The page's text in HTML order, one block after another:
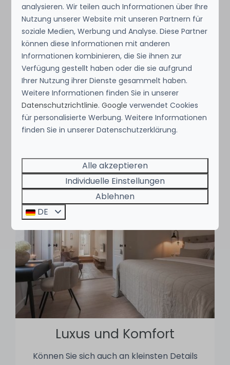
Ländliche Eleganz
In a beautiful garden you can enjoy your
holiday B&B in full. The Jasmin, the white
Oleander and the wonderful Hortensien
images, the perfect treat for a delicious food
at the end of the day. For a little Nostalgia
from the year-old Kastanienbaum. Bringen Sie
available.
Luxus und Komfort
Können Sie sich auch an kleinsten Details
analysieren. Wir teilen auch Informationen über Ihre
Nutzung unserer Website mit unseren Partnern für
soziale Medien, Werbung und Analyse. Diese Partner
können diese Informationen mit anderen
Informationen kombinieren, die Sie ihnen zur
Verfügung gestellt haben oder die sie aufgrund
Ihrer Nutzung ihrer Dienste gesammelt haben.
Weitere Informationen finden Sie in unserer
Datenschutzrichtlinie.Google verwendet Cookies
für personalisierte Werbung. Weitere Informationen
finden Sie in unserer Datenschutzerklärung.
Alle akzeptieren
Individuelle Einstellungen
Ablehnen
DE